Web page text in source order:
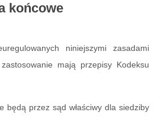
końcowe
niniejszymi zasadami
mają przepisy Kodeksu
będą przez sąd właściwy dla siedziby